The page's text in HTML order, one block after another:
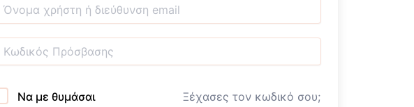
Να με θυμάσαι Ξέχασες τον κωδικό σου;